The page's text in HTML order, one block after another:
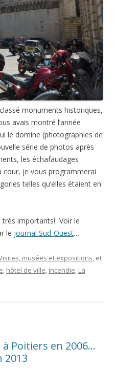
monuments historiques,
avais montré l’année
le domine (photographies de
série de photos après
les échafaudages
cour, je vous programmerai
telles qu’elles étaient en
importants! Voir le
le journal Sud-Ouest…
musées et expositions, et
, hôtel de ville, incendie, La
Poitiers en 2006…
2013